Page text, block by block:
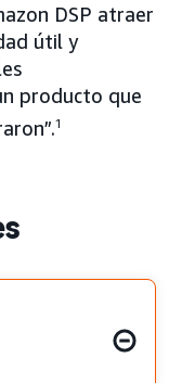
DSP atraer
útil y
producto que
1